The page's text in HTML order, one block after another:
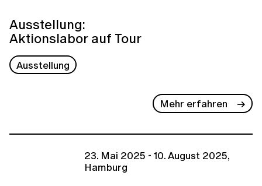
Ausstellung:
Aktionslabor auf Tour
Ausstellung
Mehr erfahren
23. Mai 2025 - 10. August 2025,
Hamburg